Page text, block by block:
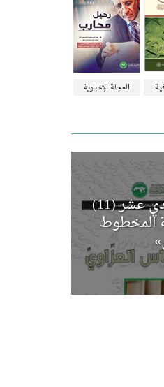
المجلة الإخبارية
صدور العدد الحادي عشر (11)
المخطوط